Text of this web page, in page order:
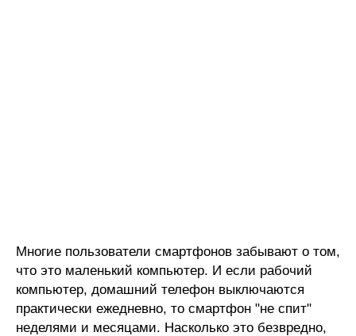
Многие пользователи смартфонов забывают о том,
что это маленький компьютер. И если рабочий
компьютер, домашний телефон выключаются
практически ежедневно, то смартфон "не спит"
неделями и месяцами. Насколько это безвредно,